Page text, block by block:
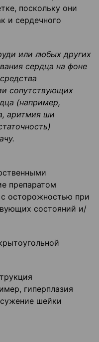
поскольку они
и сердечного
или любых других
сердца на фоне
сопутствующих
(например,
аритмия ши
препаратом
осторожностью при
состояний и/
гиперплазия
шейки